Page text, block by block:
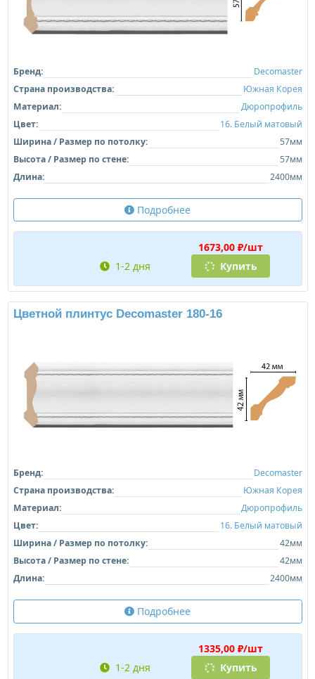
Бренд:
Decomaster
Страна производства:
Южная Корея
Материал:
Дюропрофиль
Цвет:
16. Белый матовый
Ширина / Размер по потолку:
57мм
Высота / Размер по стене:
57мм
Длина:
2400мм
Подробнее
1673,00 ₽/шт
1-2 дня
Купить
Цветной плинтус Decomaster 180-16
Бренд:
Decomaster
Страна производства:
Южная Корея
Материал:
Дюропрофиль
Цвет:
16. Белый матовый
Ширина / Размер по потолку:
42мм
Высота / Размер по стене:
42мм
Длина:
2400мм
Подробнее
1335,00 ₽/шт
1-2 дня
Купить